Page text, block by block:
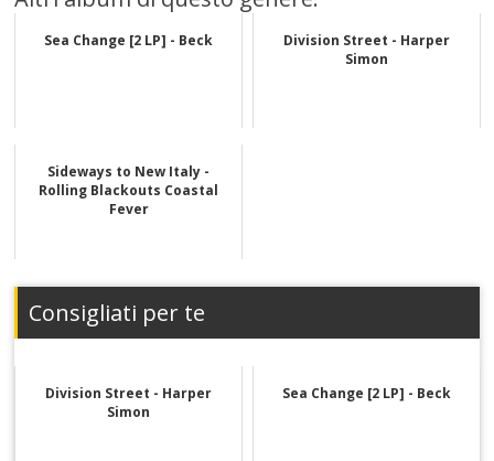
Sea Change [2 LP] - Beck
Division Street - Harper
Simon
Sideways to New Italy -
Rolling Blackouts Coastal
Fever
Consigliati per te
Division Street - Harper
Simon
Sea Change [2 LP] - Beck